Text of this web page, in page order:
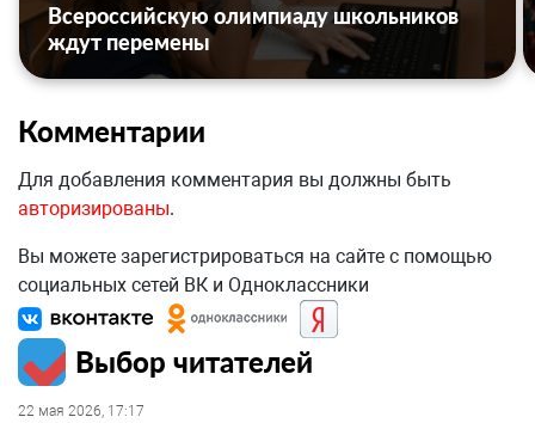
Всероссийскую олимпиаду школьников
ждут перемены
Комментарии
Для добавления комментария вы должны быть
авторизированы.
Вы можете зарегистрироваться на сайте с помощью
социальных сетей ВК и Одноклассники
Выбор читателей
22 мая 2026, 17:17